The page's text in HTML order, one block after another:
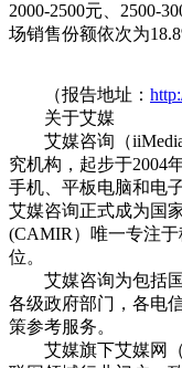
2000-2500元、2500-
场销售份额依次为
（报告地址：
关于艾媒
艾媒咨询（iiMedia
究机构，起步于2004
手机、平板电脑和电
艾媒咨询正式成为国
(CAMIR）唯一专注
位。
艾媒咨询为包括国
各级政府部门，各电
策参考服务。
艾媒旗下艾媒网（